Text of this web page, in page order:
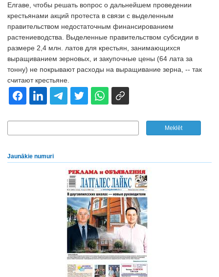
Елгаве, чтобы решать вопрос о дальнейшем проведении
крестьянами акций протеста в связи с выделенным
правительством недостаточным финансированием
растениеводства. Выделенные правительством субсидии в
размере 2,4 млн. латов для крестьян, занимающихся
выращиванием зерновых, и закупочные цены (64 лата за
тонну) не покрывают расходы на выращивание зерна, -- так
считают крестьяне.
Jaunākie numuri